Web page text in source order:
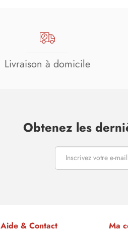
Livraison à domicile
Obtenez les
Aide & Contact Ma